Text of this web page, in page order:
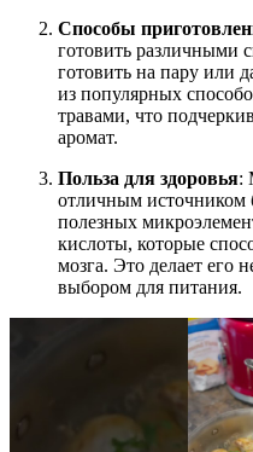
Способы
готовить различными
готовить на пару или
из популярных
травами, что
аромат.
Польза для здоровья:
отличным источником
полезных
кислоты, которые
мозга. Это делает его
выбором для питания.